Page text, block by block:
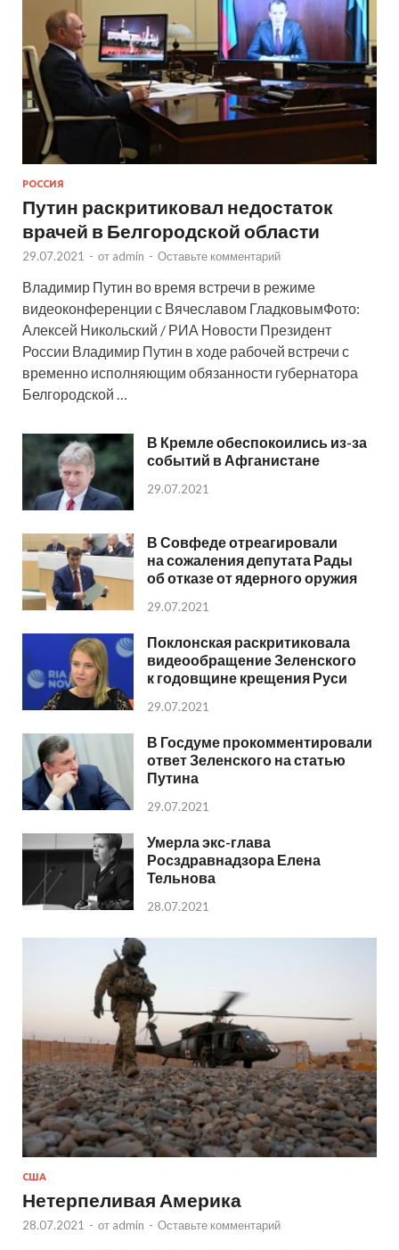
РОССИЯ
Путин раскритиковал недостаток
врачей в Белгородской области
29.07.2021 - от admin - Оставьте комментарий
Владимир Путин во время встречи в режиме
видеоконференции с Вячеславом ГладковымФото:
Алексей Никольский / РИА Новости Президент
России Владимир Путин в ходе рабочей встречи с
временно исполняющим обязанности губернатора
Белгородской …
В Кремле обеспокоились из-за
событий в Афганистане
29.07.2021
В Совфеде отреагировали
на сожаления депутата Рады
об отказе от ядерного оружия
29.07.2021
Поклонская раскритиковала
видеообращение Зеленского
к годовщине крещения Руси
29.07.2021
В Госдуме прокомментировали
ответ Зеленского на статью
Путина
29.07.2021
Умерла экс-глава
Росздравнадзора Елена
Тельнова
28.07.2021
США
Нетерпеливая Америка
28.07.2021 - от admin - Оставьте комментарий